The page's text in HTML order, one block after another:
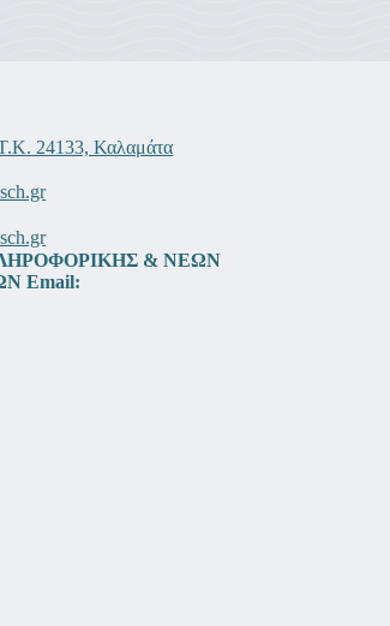
24133, Καλαμάτα
& ΝΕΩΝ
Email: